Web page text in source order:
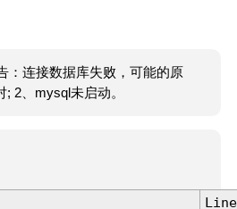
：连接数据库失败，可能的原
2、mysql未启动。
Line